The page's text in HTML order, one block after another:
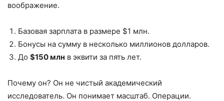
воображение.
Базовая зарплата в размере $1 млн.
Бонусы на сумму в несколько миллионов долларов.
До $150 млн в эквити за пять лет.
Почему он? Он не чистый академический
исследователь. Он понимает масштаб. Операции.